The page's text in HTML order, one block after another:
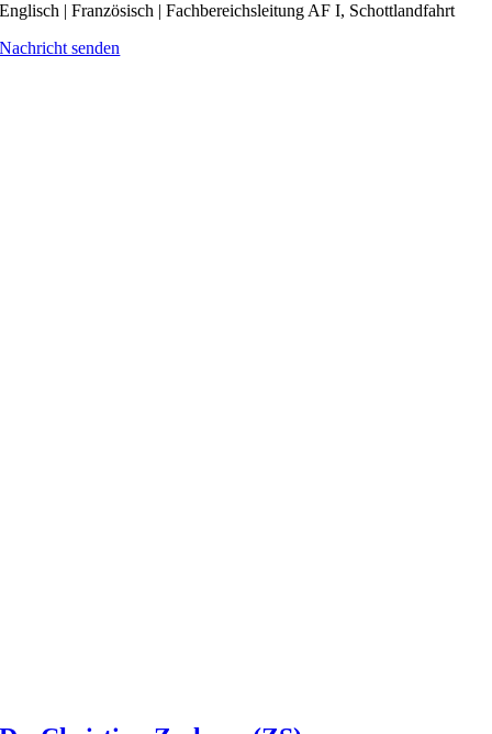
Englisch | Französisch | Fachbereichsleitung AF I, Schottlandfahrt
Nachricht senden